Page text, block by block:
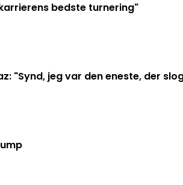
bedste turnering"
"Synd, jeg var den eneste, der